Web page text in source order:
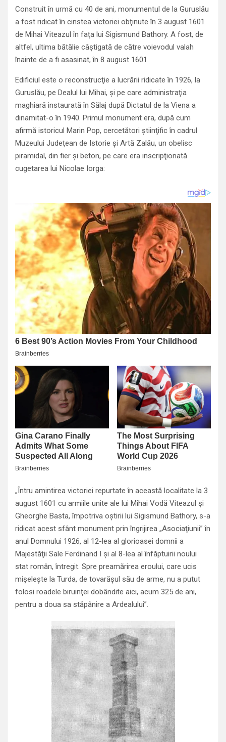
Construit în urmă cu 40 de ani, monumentul de la Guruslău
a fost ridicat în cinstea victoriei obţinute în 3 august 1601
de Mihai Viteazul în faţa lui Sigismund Bathory. A fost, de
altfel, ultima bătălie câştigată de către voievodul valah
înainte de a fi asasinat, în 8 august 1601.
Edificiul este o reconstrucţie a lucrării ridicate în 1926, la
Guruslău, pe Dealul lui Mihai, şi pe care administraţia
maghiară instaurată în Sălaj după Dictatul de la Viena a
dinamitat-o în 1940. Primul monument era, după cum
afirmă istoricul Marin Pop, cercetători ştiinţific în cadrul
Muzeului Judeţean de Istorie şi Artă Zalău, un obelisc
piramidal, din fier şi beton, pe care era inscripţionată
cugetarea lui Nicolae Iorga:
„Întru amintirea victoriei repurtate în această localitate la 3
august 1601 cu armiile unite ale lui Mihai Vodă Viteazul şi
Gheorghe Basta, împotriva oştirii lui Sigismund Bathory, s-a
ridicat acest sfânt monument prin îngrijirea „Asociaţiunii” în
anul Domnului 1926, al 12-lea al glorioasei domnii a
Majestăţii Sale Ferdinand I şi al 8-lea al înfăptuirii noului
stat român, întregit. Spre preamărirea eroului, care ucis
mişeleşte la Turda, de tovarăşul său de arme, nu a putut
folosi roadele biruinţei dobândite aici, acum 325 de ani,
pentru a doua sa stăpânire a Ardealului”.